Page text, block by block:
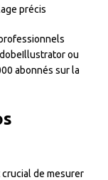
précis
ou
abonnés sur la
de mesurer